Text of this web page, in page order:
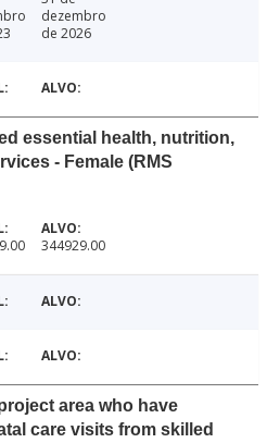
dezembro
de 2026
essential health, nutrition,
- Female (RMS
344929.00
area who have
care visits from skilled